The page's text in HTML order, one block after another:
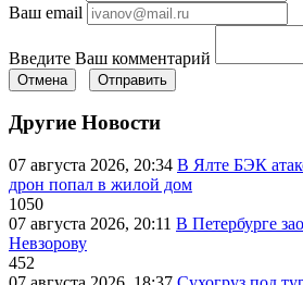
Ваш email
Введите Ваш комментарий
Отмена Отправить
Другие Новости
07 августа 2026, 20:34 В Ялте БЭК
дрон попал в жилой дом
1050
07 августа 2026, 20:11 В Петербурге
Невзорову
452